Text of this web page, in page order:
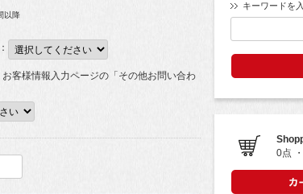
以降
客様情報入力ページの「その他お問い合わ
キーワードを
0点